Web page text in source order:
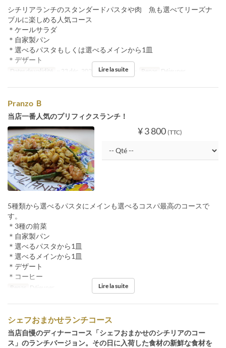
シチリアランチのスタンダードパスタや肉 魚も選べてリーズナ
ブルに楽しめる人気コース
＊ケールサラダ
＊自家製パン
＊選べるパスタもしくは選べるメインから1皿
＊デザート
Dates de validité ~ 23 déc. 2024, 26 déc. 2024 ~ Repas Déjeuner
Lire la suite
Pranzo Ｂ
当店一番人気のプリフィクスランチ！
¥ 3 800 (TTC)
5種類から選べるパスタにメインも選べるコスパ最高のコースで
す。
＊3種の前菜
＊自家製パン
＊選べるパスタから1皿
＊選べるメインから1皿
＊デザート
＊コーヒー
Repas Déjeuner Lire la suite
シェフおまかせランチコース
当店自慢のディナーコース「シェフおまかせのシチリアのコー
ス」のランチバージョン。その日に入荷した食材の新鮮な食材を